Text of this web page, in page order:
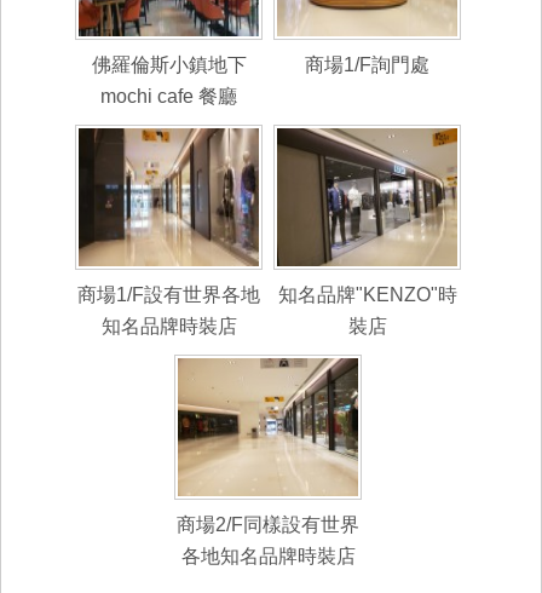
佛羅倫斯小鎮地下
mochi cafe 餐廳
商場1/F詢門處
商場1/F設有世界各地
知名品牌時裝店
知名品牌"KENZO"時
裝店
商場2/F同樣設有世界
各地知名品牌時裝店